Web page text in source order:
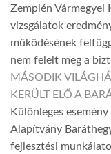
Zemplén
vizsgálatok
működésének
nem felelt meg a
MÁSODIK
KERÜLT ELŐ A
Különleges
Alapítvány
fejlesztési